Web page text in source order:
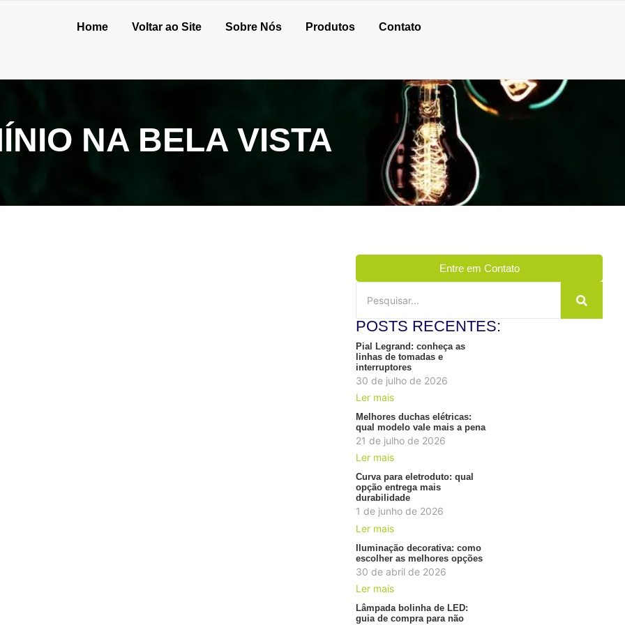
Home Voltar ao Site Sobre Nós Produtos Contato
NA BELA VISTA
Entre em Contato
POSTS RECENTES:
Pial Legrand: conheça as
linhas de tomadas e
interruptores
30 de julho de 2026
Ler mais
Melhores duchas elétricas:
qual modelo vale mais a pena
21 de julho de 2026
Ler mais
Curva para eletroduto: qual
opção entrega mais
durabilidade
1 de junho de 2026
Ler mais
Iluminação decorativa: como
escolher as melhores opções
30 de abril de 2026
Ler mais
Lâmpada bolinha de LED:
guia de compra para não